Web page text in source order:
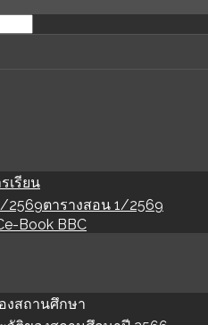
เรียน
ตารางสอน 1/2569
e-Book BBC
งสถานศึกษา